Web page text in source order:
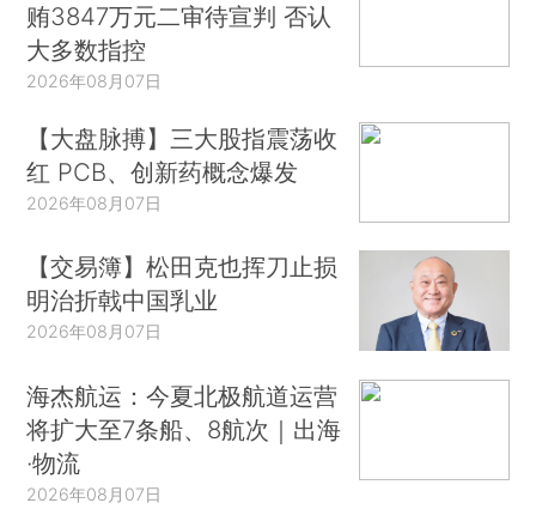
贿3847万元二审待宣判 否认
大多数指控
2026年08月07日
【大盘脉搏】三大股指震荡收
红 PCB、创新药概念爆发
2026年08月07日
【交易簿】松田克也挥刀止损
明治折戟中国乳业
2026年08月07日
海杰航运：今夏北极航道运营
将扩大至7条船、8航次｜出海
·物流
2026年08月07日